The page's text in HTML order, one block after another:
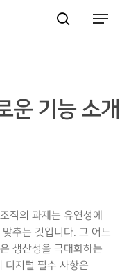
기능 소개
직의 과제는 유연성에
추는 것입니다. 그 어느
생산성을 극대화하는
디지털 필수 사항은